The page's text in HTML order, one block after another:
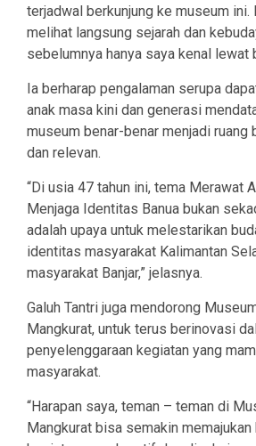
terjadwal berkunjung ke museum ini.
melihat langsung sejarah dan
sebelumnya hanya saya kenal lewat
Ia berharap pengalaman serupa
anak masa kini dan generasi
museum benar-benar menjadi ruang
dan relevan.
“Di usia 47 tahun ini, tema Merawat
Menjaga Identitas Banua bukan
adalah upaya untuk melestarikan
identitas masyarakat Kalimantan
masyarakat Banjar,” jelasnya.
Galuh Tantri juga mendorong
Mangkurat, untuk terus berinovasi
penyelenggaraan kegiatan yang
masyarakat.
“Harapan saya, teman – teman di
Mangkurat bisa semakin